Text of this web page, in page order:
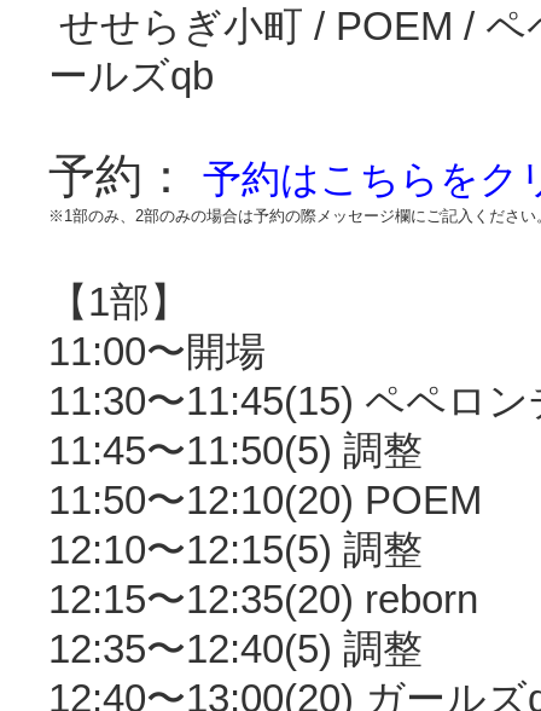
せせらぎ小町 / POEM /
ールズqb
予約： 予約はこちらをク
※1部のみ、2部のみの場合は予約の際メッセージ欄にご記入ください
【1部】
11:00〜開場
11:30〜11:45(15) ペペロ
11:45〜11:50(5) 調整
11:50〜12:10(20) POEM
12:10〜12:15(5) 調整
12:15〜12:35(20) reborn
12:35〜12:40(5) 調整
12:40〜13:00(20) ガールズ